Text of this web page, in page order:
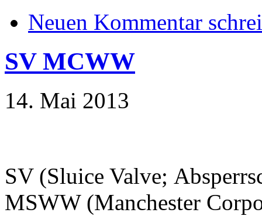
Neuen Kommentar
SV MCWW
14. Mai 2013
SV (Sluice Valve;
MSWW (Manchester